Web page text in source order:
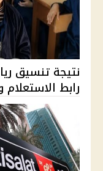
نتيجة تنسيق
رابط